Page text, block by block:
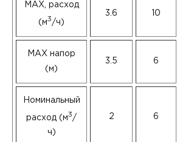
MAX, расход
(м3/ч)
3.6 10
MAX напор
(м)
3.5 6
Номинальный
расход (м3/
ч)
2 6